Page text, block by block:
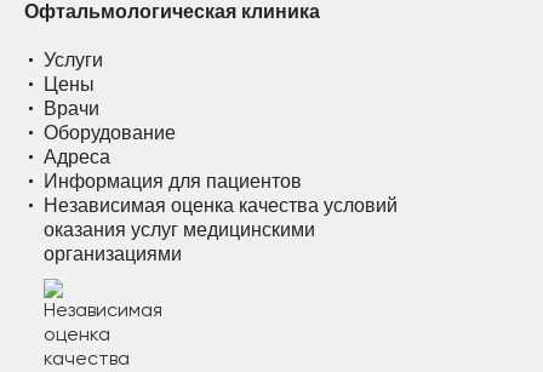
Офтальмологическая клиника
Услуги
Цены
Врачи
Оборудование
Адреса
Информация для пациентов
Независимая оценка качества условий
оказания услуг медицинскими
организациями